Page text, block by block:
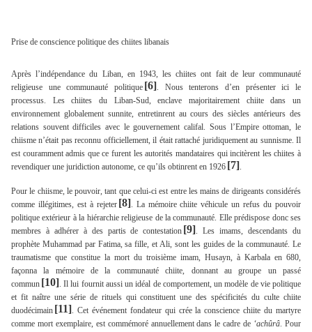
Prise de conscience politique des chiites libanais
Après l’indépendance du Liban, en 1943, les chiites ont fait de leur communauté
religieuse une communauté politique [6]. Nous tenterons d’en présenter ici le
processus. Les chiites du Liban-Sud, enclave majoritairement chiite dans un
environnement globalement sunnite, entretinrent au cours des siècles antérieurs des
relations souvent difficiles avec le gouvernement califal. Sous l’Empire ottoman, le
chiisme n’était pas reconnu officiellement, il était rattaché juridiquement au sunnisme. Il
est couramment admis que ce furent les autorités mandataires qui incitèrent les chiites à
revendiquer une juridiction autonome, ce qu’ils obtinrent en 1926 [7].
Pour le chiisme, le pouvoir, tant que celui-ci est entre les mains de dirigeants considérés
comme illégitimes, est à rejeter [8]. La mémoire chiite véhicule un refus du pouvoir
politique extérieur à la hiérarchie religieuse de la communauté. Elle prédispose donc ses
membres à adhérer à des partis de contestation [9]. Les imams, descendants du
prophète Muhammad par Fatima, sa fille, et Ali, sont les guides de la communauté. Le
traumatisme que constitue la mort du troisième imam, Husayn, à Karbala en 680,
façonna la mémoire de la communauté chiite, donnant au groupe un passé
commun [10]. Il lui fournit aussi un idéal de comportement, un modèle de vie politique
et fit naître une série de rituels qui constituent une des spécificités du culte chiite
duodécimain [11]. Cet événement fondateur qui crée la conscience chiite du martyre
comme mort exemplaire, est commémoré annuellement dans le cadre de ‘achûrâ. Pour